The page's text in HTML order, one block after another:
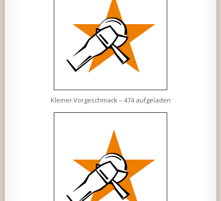
Kleiner Vorgeschmack – 474 aufgeladen